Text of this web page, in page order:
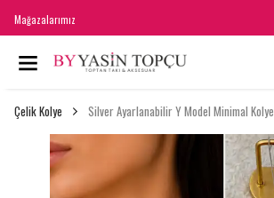
Mağazalarımız
Çelik Kolye Silver Ayarlanabilir Y Model Minimal Kolye